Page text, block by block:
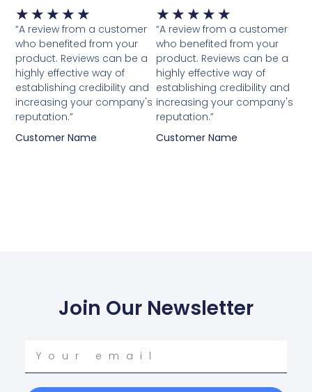
★ ★ ★ ★ ★ Waardering
5
van
5
“A review from a customer
who benefited from your
product. Reviews can be a
highly effective way of
establishing credibility and
increasing your company's
reputation.”
Customer Name
★ ★ ★ ★ ★
5
van
5
“A review from a customer
who benefited from your
product. Reviews can be a
highly effective way of
establishing credibility and
increasing your company's
reputation.”
Customer Name
Join Our Newsletter
email